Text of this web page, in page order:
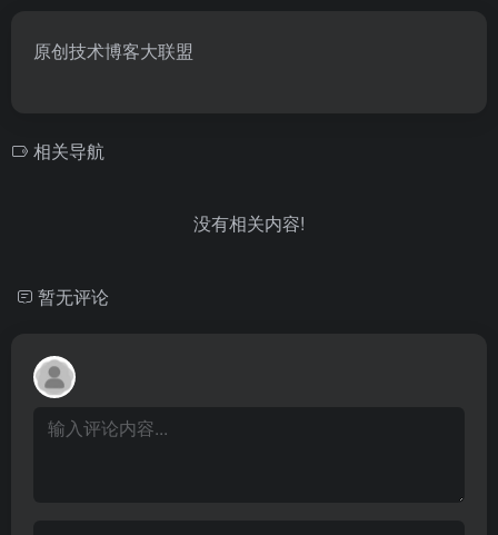
原创技术博客大联盟
相关导航
没有相关内容!
暂无评论